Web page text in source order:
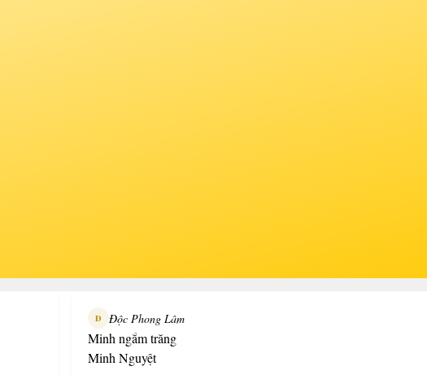
Đ Độc Phong Lâm
Minh ngắm trăng
Minh Nguyệt